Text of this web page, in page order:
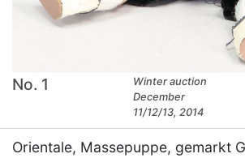
No. 1
Winter auction
December
11/12/13, 2014
Orientale, Massepuppe, gemarkt